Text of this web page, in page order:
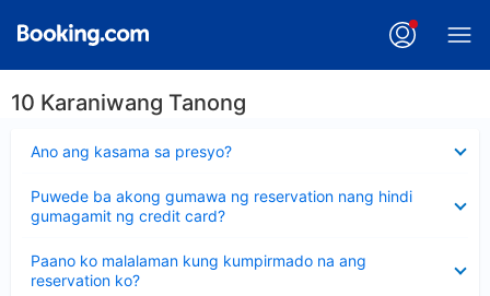
10 Karaniwang Tanong
Ano ang kasama sa presyo?
ang
Puwede ba akong gumawa ng reservation nang hindi
gumagamit ng credit card?
ang
sagot
Paano ko malalaman kung kumpirmado na ang
reservation ko?
ang
sagot